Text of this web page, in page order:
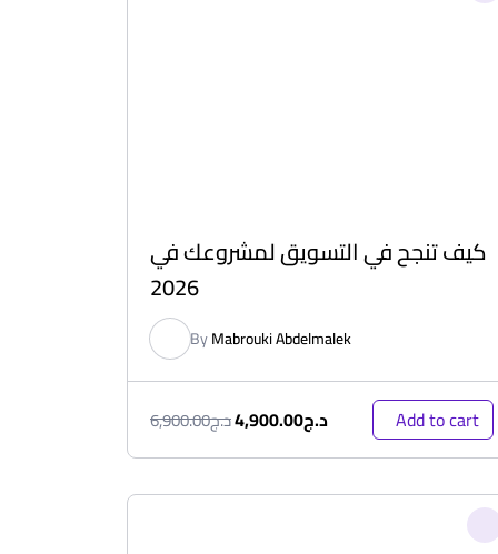
كيف تنجح في التسويق لمشروعك في
2026
ByMabrouki Abdelmalek
د.ج6,900.00 د.ج4,900.00 Add to cart